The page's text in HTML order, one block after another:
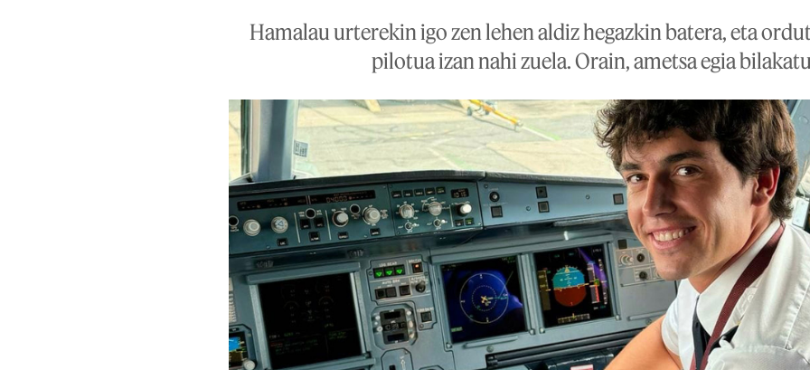
Hamalau urterekin igo zen lehen aldiz hegazkin batera, eta
pilotua izan nahi zuela. Orain, ametsa egia